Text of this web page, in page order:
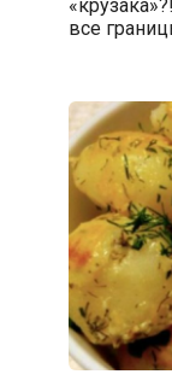
все